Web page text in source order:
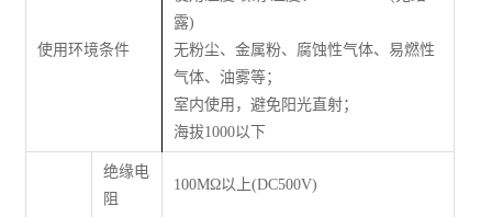
使用环境条件
露)
无粉尘、金属粉、腐蚀性气体、易燃性
气体、油雾等；
室内使用，避免阳光直射；
海拔1000以下
绝缘电
阻
100MΩ以上(DC500V)